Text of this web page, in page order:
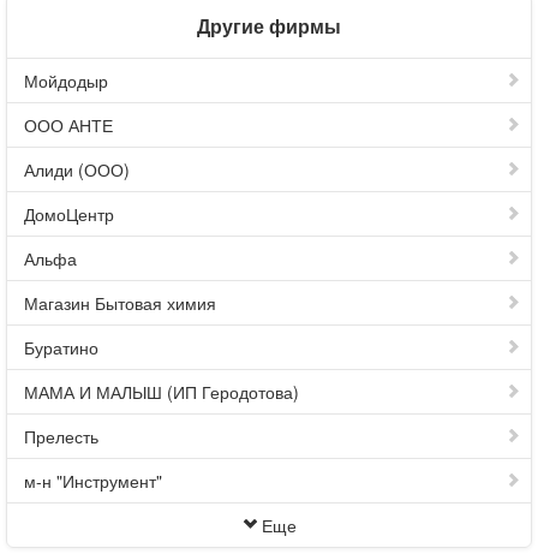
Другие фирмы
Мойдодыр
ООО АНТЕ
Алиди (ООО)
ДомоЦентр
Альфа
Магазин Бытовая химия
Буратино
МАМА И МАЛЫШ (ИП Геродотова)
Прелесть
м-н "Инструмент"
Еще